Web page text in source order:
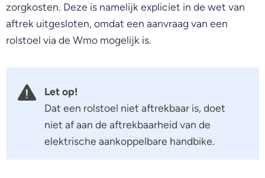
zorgkosten. Deze is namelijk expliciet in de wet van
aftrek uitgesloten, omdat een aanvraag van een
rolstoel via de Wmo mogelijk is.
Let op!
Dat een rolstoel niet aftrekbaar is, doet
niet af aan de aftrekbaarheid van de
elektrische aankoppelbare handbike.